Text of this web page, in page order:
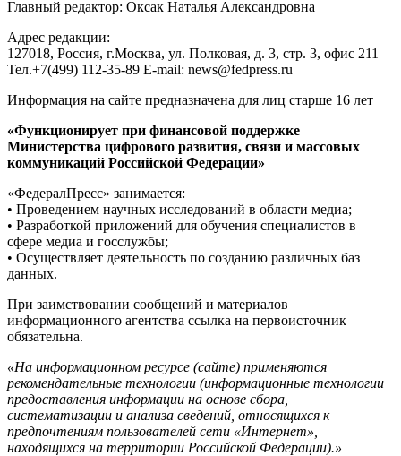
Главный редактор: Оксак Наталья Александровна
Адрес редакции:
127018, Россия, г.Москва, ул. Полковая, д. 3, стр. 3, офис 211
Тел.+7(499) 112-35-89 E-mail: news@fedpress.ru
Информация на сайте предназначена для лиц старше 16 лет
«Функционирует при финансовой поддержке
Министерства цифрового развития, связи и массовых
коммуникаций Российской Федерации»
«ФедералПресс» занимается:
• Проведением научных исследований в области медиа;
• Разработкой приложений для обучения специалистов в
сфере медиа и госслужбы;
• Осуществляет деятельность по созданию различных баз
данных.
При заимствовании сообщений и материалов
информационного агентства ссылка на первоисточник
обязательна.
«На информационном ресурсе (сайте) применяются
рекомендательные технологии (информационные технологии
предоставления информации на основе сбора,
систематизации и анализа сведений, относящихся к
предпочтениям пользователей сети «Интернет»,
находящихся на территории Российской Федерации).»